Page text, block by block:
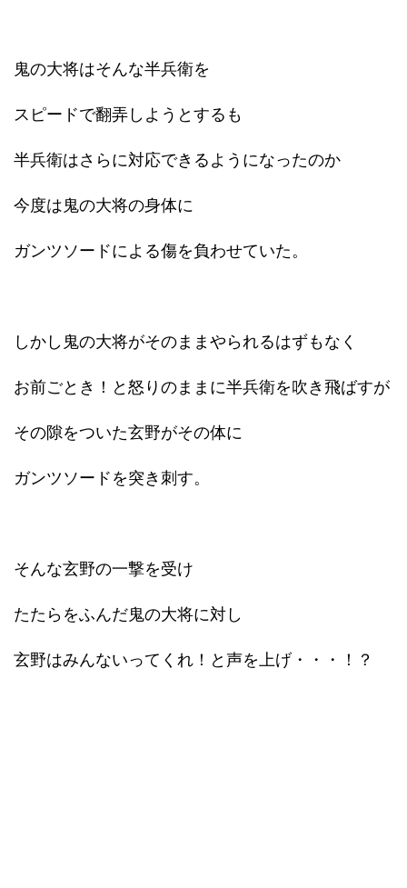
鬼の大将はそんな半兵衛を
スピードで翻弄しようとするも
半兵衛はさらに対応できるようになったのか
今度は鬼の大将の身体に
ガンツソードによる傷を負わせていた。
しかし鬼の大将がそのままやられるはずもなく
お前ごとき！と怒りのままに半兵衛を吹き飛ばすが
その隙をついた玄野がその体に
ガンツソードを突き刺す。
そんな玄野の一撃を受け
たたらをふんだ鬼の大将に対し
玄野はみんないってくれ！と声を上げ・・・！？